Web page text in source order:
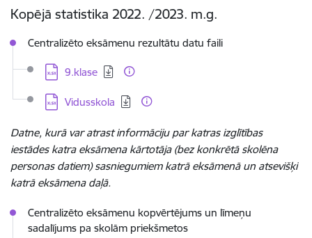
Kopējā statistika 2022. /2023. m.g.
Centralizēto eksāmenu rezultātu datu faili
Lejupielādēt:
9.klase
Lejupielādēt:
Vidusskola
Datne, kurā var atrast informāciju par katras izglītības
iestādes katra eksāmena kārtotāja (bez konkrētā skolēna
personas datiem) sasniegumiem katrā eksāmenā un atsevišķi
katrā eksāmena daļā.
Centralizēto eksāmenu kopvērtējums un līmeņu
sadalījums pa skolām priekšmetos